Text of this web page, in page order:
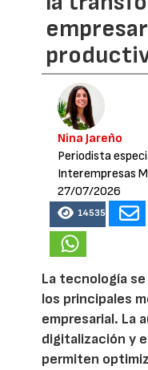
Nina Jareño
Periodista
Interempresas
27/07/2026
14535
La tecnología
los principales
empresarial. La
digitalización y
permiten